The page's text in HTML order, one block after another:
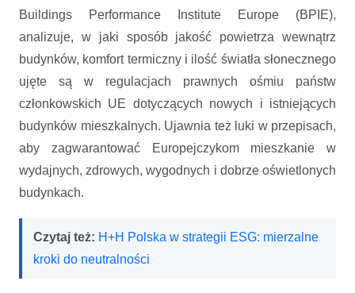
Buildings Performance Institute Europe (BPIE),
analizuje, w jaki sposób jakość powietrza wewnątrz
budynków, komfort termiczny i ilość światła słonecznego
ujęte są w regulacjach prawnych ośmiu państw
członkowskich UE dotyczących nowych i istniejących
budynków mieszkalnych. Ujawnia też luki w przepisach,
aby zagwarantować Europejczykom mieszkanie w
wydajnych, zdrowych, wygodnych i dobrze oświetlonych
budynkach.
Czytaj też: H+H Polska w strategii ESG: mierzalne
kroki do neutralności